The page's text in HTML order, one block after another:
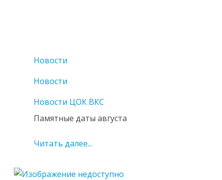
Новости
Новости
Новости ЦОК ВКС
Памятные даты августа
Читать далее...